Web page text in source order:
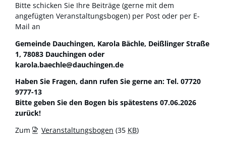
Bitte schicken Sie Ihre Beiträge (gerne mit dem
angefügten Veranstaltungsbogen) per Post oder per E-
Mail an
Gemeinde Dauchingen, Karola Bächle, Deißlinger Straße
1, 78083 Dauchingen oder
karola.baechle@dauchingen.de
Haben Sie Fragen, dann rufen Sie gerne an: Tel. 07720
9777-13
Bitte geben Sie den Bogen bis spätestens 07.06.2026
zurück!
Zum
Veranstaltungsbogen (35 KB)